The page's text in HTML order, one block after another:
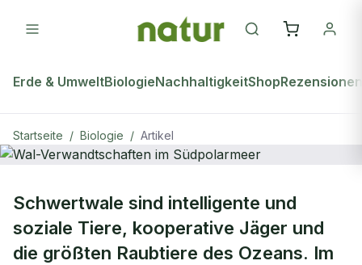
Erde & UmweltBiologieNachhaltigkeitShopRezensionen
Startseite / Biologie / Artikel
BIOLOGIE
Wal-Verwandtschaften im
Südpolarmeer
Schwertwale sind intelligente und
soziale Tiere, kooperative Jäger und
die größten Raubtiere des Ozeans. Im